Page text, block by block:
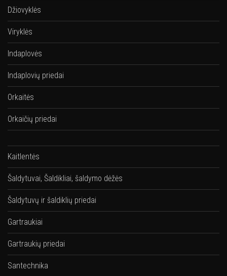
Džiovyklės
Viryklės
Indaplovės
Indaplovių priedai
Orkaitės
Orkaičių priedai
Kaitlentės
Šaldytuvai, Šaldikliai, šaldymo dėžės
Šaldytuvų ir šaldiklių priedai
Gartraukiai
Gartraukių priedai
Santechnika